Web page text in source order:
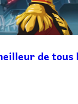
de tous